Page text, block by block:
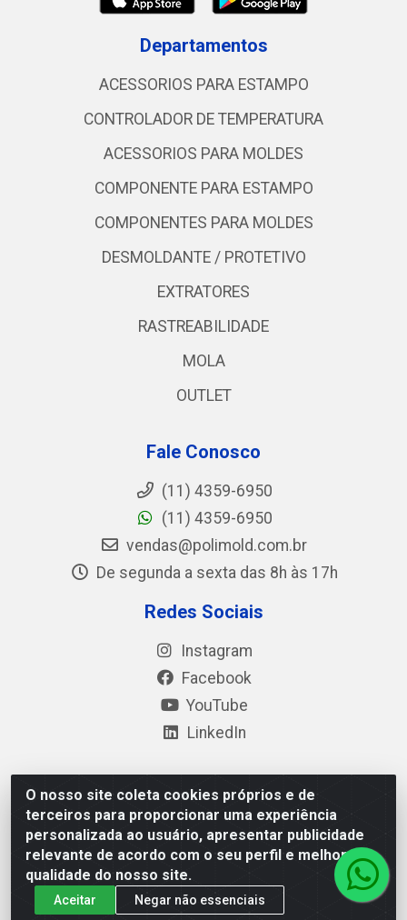
O nosso site coleta cookies próprios e de
terceiros para proporcionar uma experiência
personalizada ao usuário, apresentar publicidade
relevante de acordo com o seu perfil e melhorar a
qualidade do nosso site.
Aceitar Negar não essenciais
Departamentos
ACESSORIOS PARA ESTAMPO
CONTROLADOR DE TEMPERATURA
ACESSORIOS PARA MOLDES
COMPONENTE PARA ESTAMPO
COMPONENTES PARA MOLDES
DESMOLDANTE / PROTETIVO
EXTRATORES
RASTREABILIDADE
MOLA
OUTLET
Fale Conosco
(11) 4359-6950
(11) 4359-6950
vendas@polimold.com.br
De segunda a sexta das 8h às 17h
Redes Sociais
Instagram
Facebook
YouTube
LinkedIn
Polimold Industrial Ltda - Estrada dos Casa, 4585 – São
Bernardo do Campo / SP – CEP: 09.840-000 - CNPJ
44.106.466/0001-41